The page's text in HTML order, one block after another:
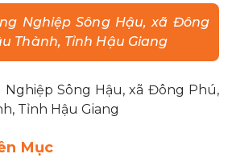
VỮNG
Nghiệp Sông Hậu, xã Đông
Thành, Tỉnh Hậu Giang
Nghiệp Sông Hậu, xã Đông Phú,
Tỉnh Hậu Giang
Mục